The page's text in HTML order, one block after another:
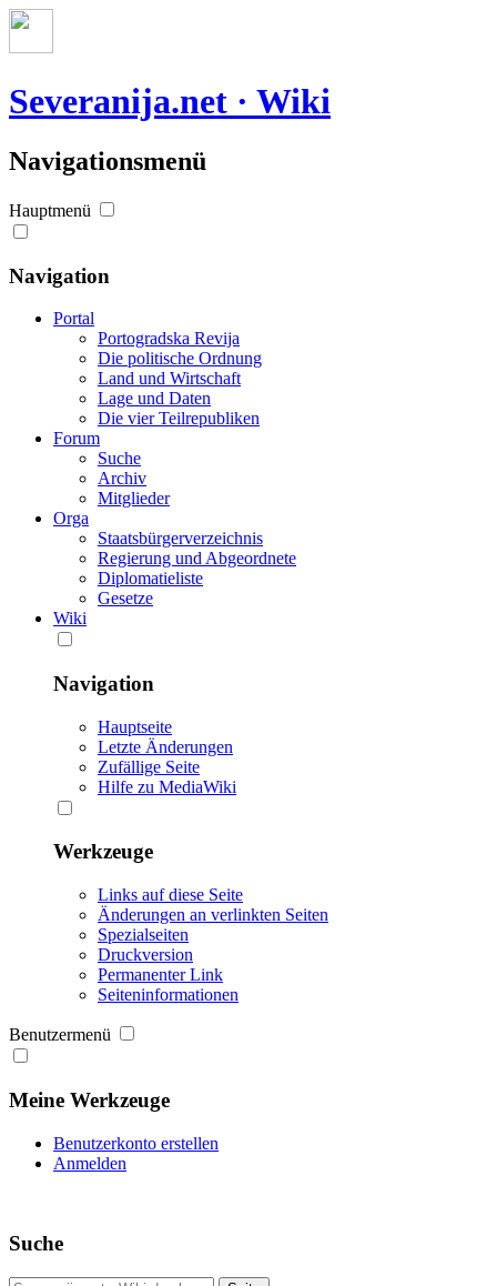
Severanija.net · Wiki
Navigationsmenü
Hauptmenü
Navigation
Portal
Portogradska Revija
Die politische Ordnung
Land und Wirtschaft
Lage und Daten
Die vier Teilrepubliken
Forum
Suche
Archiv
Mitglieder
Orga
Staatsbürgerverzeichnis
Regierung und Abgeordnete
Diplomatieliste
Gesetze
Wiki
Navigation
Hauptseite
Letzte Änderungen
Zufällige Seite
Hilfe zu MediaWiki
Werkzeuge
Links auf diese Seite
Änderungen an verlinkten Seiten
Spezialseiten
Druckversion
Permanenter Link
Seiten­informationen
Benutzermenü
Meine Werkzeuge
Benutzerkonto erstellen
Anmelden
Suche